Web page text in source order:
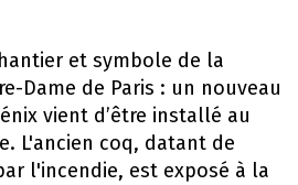
et symbole de la
Dame de Paris : un nouveau
vient d’être installé au
L'ancien coq, datant de
l'incendie, est exposé à la